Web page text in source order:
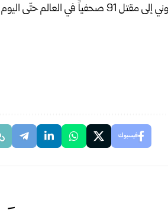
منظمة الأمم المتحدة للتربية والعلم والثقافة (اليونسكو) على موقعها الإلكتروني إلى مقتل 91 صحفياً في العالم حتّى اليوم
فيسبوك